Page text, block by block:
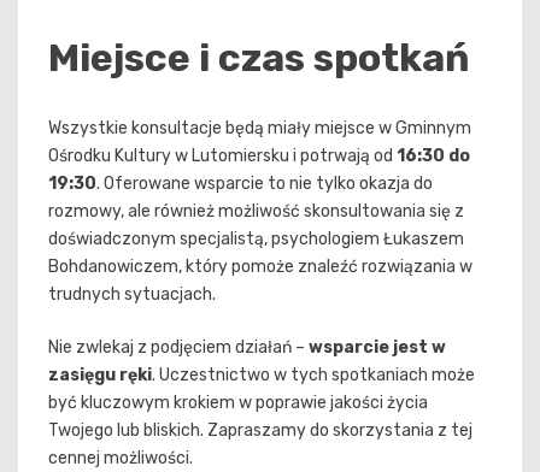
Miejsce i czas spotkań
Wszystkie konsultacje będą miały miejsce w Gminnym
Ośrodku Kultury w Lutomiersku i potrwają od 16:30 do
19:30. Oferowane wsparcie to nie tylko okazja do
rozmowy, ale również możliwość skonsultowania się z
doświadczonym specjalistą, psychologiem Łukaszem
Bohdanowiczem, który pomoże znaleźć rozwiązania w
trudnych sytuacjach.
Nie zwlekaj z podjęciem działań – wsparcie jest w
zasięgu ręki. Uczestnictwo w tych spotkaniach może
być kluczowym krokiem w poprawie jakości życia
Twojego lub bliskich. Zapraszamy do skorzystania z tej
cennej możliwości.